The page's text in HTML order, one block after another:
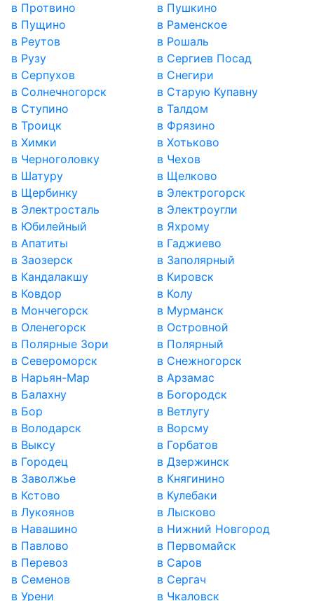
в Протвино
в Пушкино
в Пущино
в Раменское
в Реутов
в Рошаль
в Рузу
в Сергиев Посад
в Серпухов
в Снегири
в Солнечногорск
в Старую Купавну
в Ступино
в Талдом
в Троицк
в Фрязино
в Химки
в Хотьково
в Черноголовку
в Чехов
в Шатуру
в Щелково
в Щербинку
в Электрогорск
в Электросталь
в Электроугли
в Юбилейный
в Яхрому
в Апатиты
в Гаджиево
в Заозерск
в Заполярный
в Кандалакшу
в Кировск
в Ковдор
в Колу
в Мончегорск
в Мурманск
в Оленегорск
в Островной
в Полярные Зори
в Полярный
в Североморск
в Снежногорск
в Нарьян-Мар
в Арзамас
в Балахну
в Богородск
в Бор
в Ветлугу
в Володарск
в Ворсму
в Выксу
в Горбатов
в Городец
в Дзержинск
в Заволжье
в Княгинино
в Кстово
в Кулебаки
в Лукоянов
в Лысково
в Навашино
в Нижний Новгород
в Павлово
в Первомайск
в Перевоз
в Саров
в Семенов
в Сергач
в Урени
в Чкаловск